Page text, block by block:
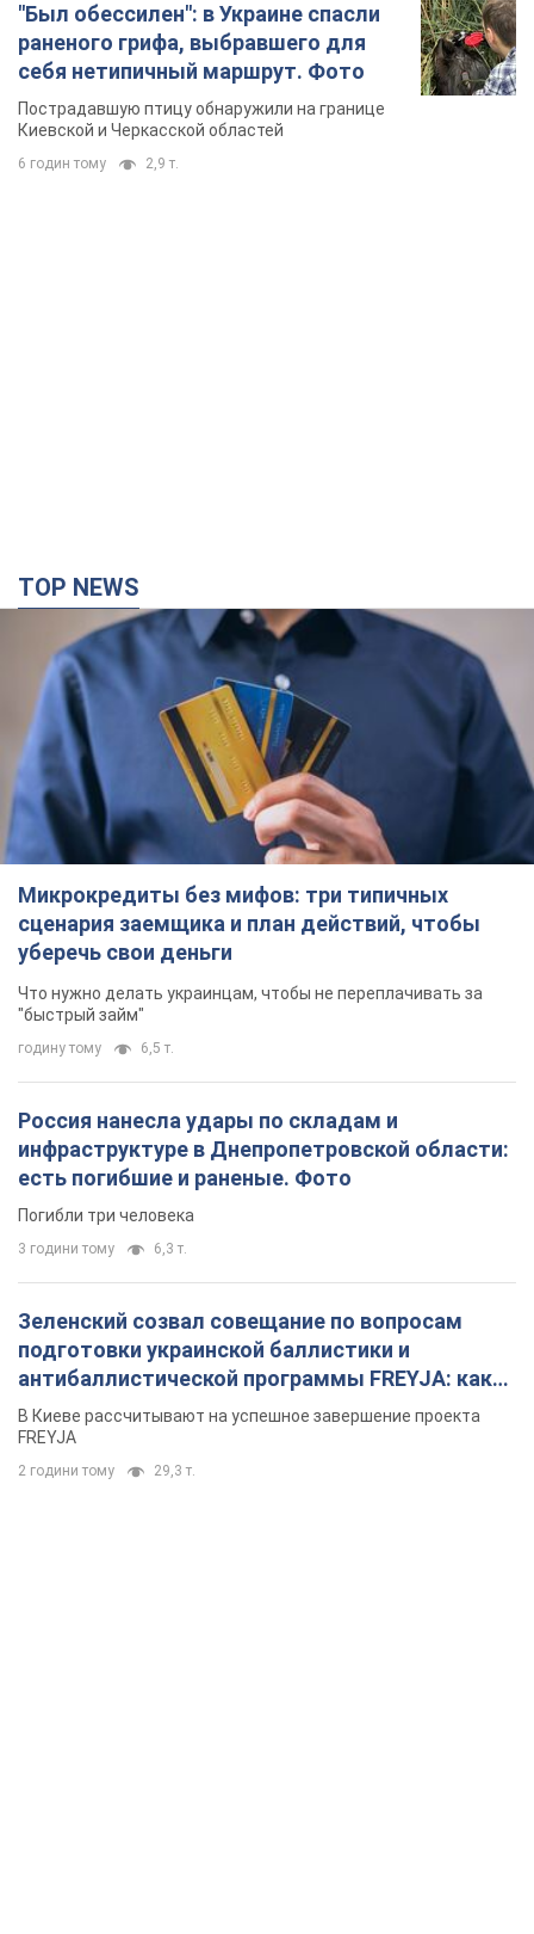
"Был обессилен": в Украине спасли
раненого грифа, выбравшего для
себя нетипичный маршрут. Фото
Пострадавшую птицу обнаружили на границе
Киевской и Черкасской областей
6 годин тому 2,9 т.
TOP NEWS
Микрокредиты без мифов: три типичных
сценария заемщика и план действий, чтобы
уберечь свои деньги
Что нужно делать украинцам, чтобы не переплачивать за
"быстрый займ"
годину тому 6,5 т.
Россия нанесла удары по складам и
инфраструктуре в Днепропетровской области:
есть погибшие и раненые. Фото
Погибли три человека
3 години тому 6,3 т.
Зеленский созвал совещание по вопросам
подготовки украинской баллистики и
антибаллистической программы FREYJA: какие
решения готовятся
В Киеве рассчитывают на успешное завершение проекта
FREYJA
2 години тому 29,3 т.